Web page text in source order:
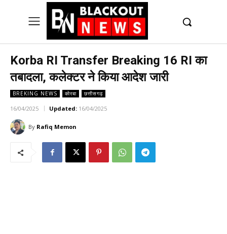
Korba RI Transfer Breaking 16 RI का
तबादला, कलेक्टर ने किया आदेश जारी
BREKING NEWS कोरबा छत्तीसगढ़
16/04/2025 Updated: 16/04/2025
By Rafiq Memon